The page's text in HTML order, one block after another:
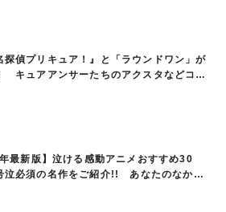
探偵プリキュア！』と「ラウンドワン」が
キュアアンサーたちのアクスタなどコラ
最新版】泣ける感動アニメおすすめ30
必須の名作をご紹介!! あなたのなかの